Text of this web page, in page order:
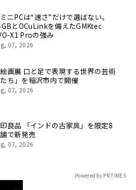
ニPCは“速さ”だけで選ばない。
とOCuLinkを備えたGMKtec
X1 Proの強み
07, 2026
絵画展 口と足で表現する世界の芸術
ち」を稲沢市内で開催
07, 2026
良品 「インドの古家具」を限定8
で新発売
07, 2026
Powered by PR TIMES